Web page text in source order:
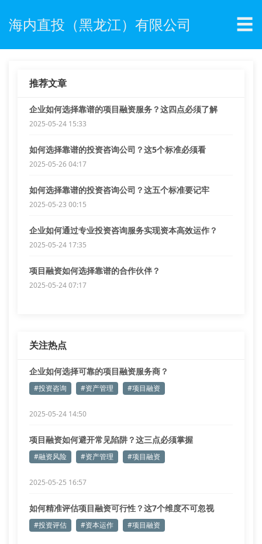
海内直投（黑龙江）有限公司 ☰
推荐文章
企业如何选择靠谱的项目融资服务？这四点必须了解
2025-05-24 15:33
如何选择靠谱的投资咨询公司？这5个标准必须看
2025-05-26 04:17
如何选择靠谱的投资咨询公司？这五个标准要记牢
2025-05-23 00:15
企业如何通过专业投资咨询服务实现资本高效运作？
2025-05-24 17:35
项目融资如何选择靠谱的合作伙伴？
2025-05-24 07:17
关注热点
企业如何选择可靠的项目融资服务商？
#投资咨询 #资产管理 #项目融资
2025-05-24 14:50
项目融资如何避开常见陷阱？这三点必须掌握
#融资风险 #资产管理 #项目融资
2025-05-25 16:57
如何精准评估项目融资可行性？这7个维度不可忽视
#投资评估 #资本运作 #项目融资